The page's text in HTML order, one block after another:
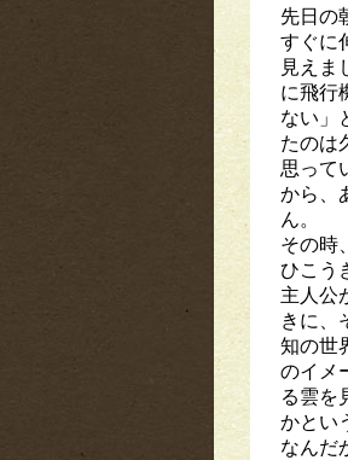
先日の
すぐに
見えま
に飛行
ない」
たのは
思って
から、
ん。
その時
ひこう
主人公
きに、
知の世
のイメ
る雲を
かとい
なんだ